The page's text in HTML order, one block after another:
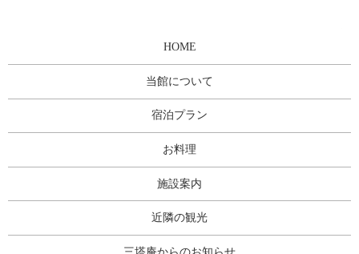
HOME
当館について
宿泊プラン
お料理
施設案内
近隣の観光